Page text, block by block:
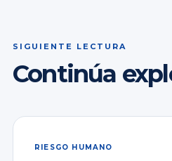
SIGUIENTE LECTURA
Continúa
RIESGO HUMANO